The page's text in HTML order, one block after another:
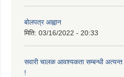
बोलपत्र आह्वान
मिति: 03/16/2022 - 20:33
सवारी चालक आवश्यकता सम्बन्धी
!